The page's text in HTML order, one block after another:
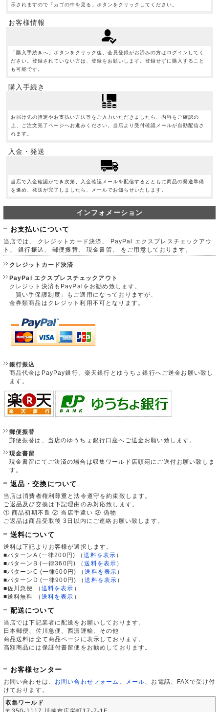
示されますので「カゴの中を見る」ボタンをクリックしてください。
お客様情報
「購入手続きへ」ボタンをクリック後、会員登録がお済みの方はログインしてく
ださい。登録されていない方は、登録をお願いします。登録せずに購入すること
も可能です。
購入手続き
お届け先の指定やお支払い方法等をご入力いただきましたら、内容をご確認の
上、ご注文完了ページへお進みください。当店より受付確認メールが自動配信さ
れます。
入金・発送
当店で入金確認ができ次第、入金確認メールを配信するとともに商品の発送準備
を進め、発送が完了しましたら、メールでお知らせいたします。
インフォメーション
お支払いについて
当店では、 クレジットカード決済、 PayPal エクスプレスチェックアウ
ト、 銀行振込、 郵便振替、 現金書留、 をご用意しております。
クレジットカード決済
PayPal エクスプレスチェックアウト
クレジット決済もPayPalをお勧め致します。
「買い手保護制度」もご適用になっておりますが、
金券類商品はクレジット利用不可となります。
銀行振込
商品代金はPayPay銀行、楽天銀行とゆうちょ銀行へご送金お願い致し
ます。
郵便振替
郵便振替は、当店のゆうちょ銀行口座へご送金お願い致します。
現金書留
現金書留にてご決済の場合は収集ワールド店頭宛にご送付お願い致しま
す。
返品・交換について
当店は消費者権利尊重と法令遵守を約束致します。
ご返品及び交換は下記理由のみ対応致します。
① 商品初期不良 ② 当店手違い ③ 偽物
ご返品は商品受取後 3日以内にご連絡お願い致します。
送料について
送料は下記よりお客様が選択します。
■パターンA (一律200円)
（送料を表示 ）
■パターンB (一律360円)
（送料を表示 ）
■パターンC (一律600円)
（送料を表示 ）
■パターンD (一律900円)
（送料を表示 ）
■佐川急便
（ 送料を表示 ）
■送料無料
（ 送料を表示 ）
配送について
当店では下記業者に配送をお願いしております。
日本郵便、佐川急便、西濃運輸、その他
商品送料は全て商品ページに表示しております。
高額商品には保証付書留便をお勧めしております。
お客様センター
お問い合わせは、 お問い合わせフォーム メール 、お電話、FAXで受け付
けております。
収集ワールド
〒350-1117 川越市広栄町17-7-1F